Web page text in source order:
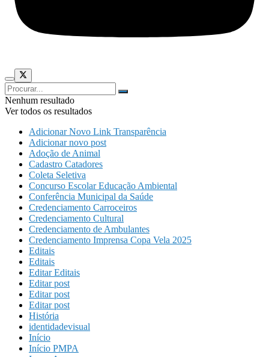
Nenhum resultado
Ver todos os resultados
Adicionar Novo Link Transparência
Adicionar novo post
Adoção de Animal
Cadastro Catadores
Coleta Seletiva
Concurso Escolar Educação Ambiental
Conferência Municipal da Saúde
Credenciamento Carroceiros
Credenciamento Cultural
Credenciamento de Ambulantes
Credenciamento Imprensa Copa Vela 2025
Editais
Editais
Editar Editais
Editar post
Editar post
Editar post
História
identidadevisual
Início
Início PMPA